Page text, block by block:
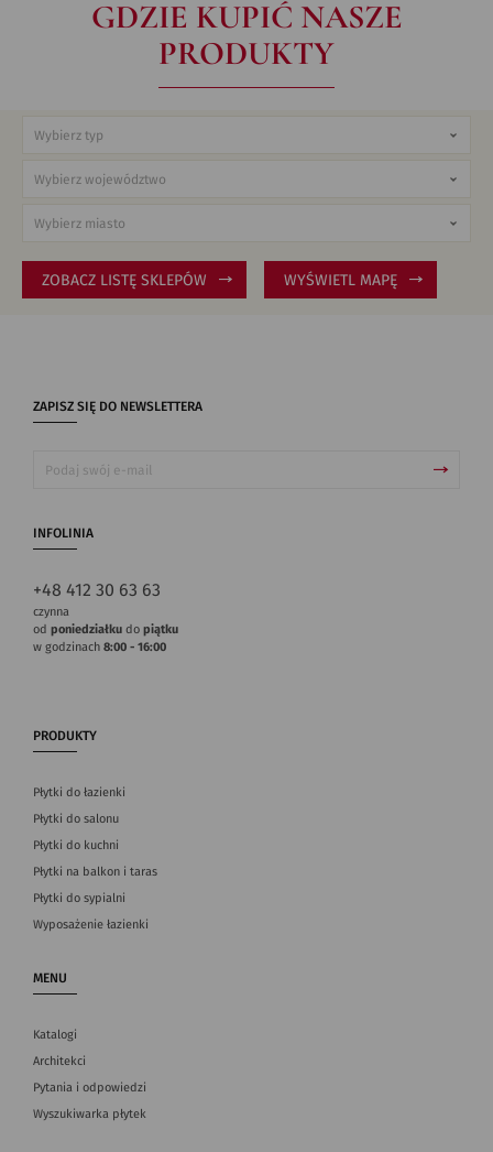
GDZIE KUPIĆ NASZE
PRODUKTY
ZOBACZ LISTĘ SKLEPÓW WYŚWIETL MAPĘ
ZAPISZ SIĘ DO NEWSLETTERA
INFOLINIA
+48 412 30 63 63
czynna
od poniedziałku do piątku
w godzinach 8:00 - 16:00
PRODUKTY
Płytki do łazienki
Płytki do salonu
Płytki do kuchni
Płytki na balkon i taras
Płytki do sypialni
Wyposażenie łazienki
MENU
Katalogi
Architekci
Pytania i odpowiedzi
Wyszukiwarka płytek